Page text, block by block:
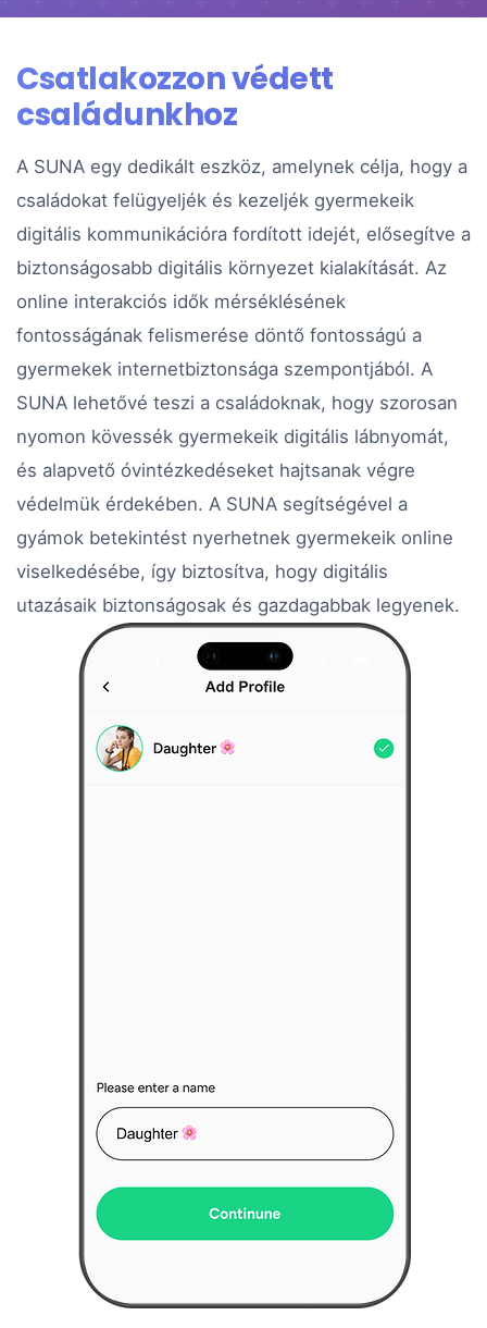
Csatlakozzon védett
családunkhoz
A SUNA egy dedikált eszköz, amelynek célja, hogy a
családokat felügyeljék és kezeljék gyermekeik
digitális kommunikációra fordított idejét, elősegítve a
biztonságosabb digitális környezet kialakítását. Az
online interakciós idők mérséklésének
fontosságának felismerése döntő fontosságú a
gyermekek internetbiztonsága szempontjából. A
SUNA lehetővé teszi a családoknak, hogy szorosan
nyomon kövessék gyermekeik digitális lábnyomát,
és alapvető óvintézkedéseket hajtsanak végre
védelmük érdekében. A SUNA segítségével a
gyámok betekintést nyerhetnek gyermekeik online
viselkedésébe, így biztosítva, hogy digitális
utazásaik biztonságosak és gazdagabbak legyenek.